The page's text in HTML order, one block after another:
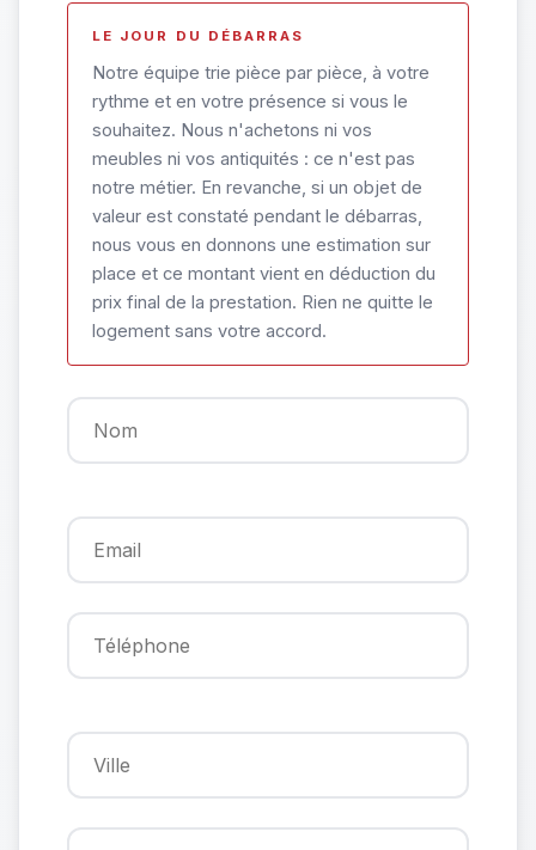
LE JOUR DU DÉBARRAS
Notre équipe trie pièce par pièce, à votre
rythme et en votre présence si vous le
souhaitez. Nous n'achetons ni vos
meubles ni vos antiquités : ce n'est pas
notre métier. En revanche, si un objet de
valeur est constaté pendant le débarras,
nous vous en donnons une estimation sur
place et ce montant vient en déduction du
prix final de la prestation. Rien ne quitte le
logement sans votre accord.